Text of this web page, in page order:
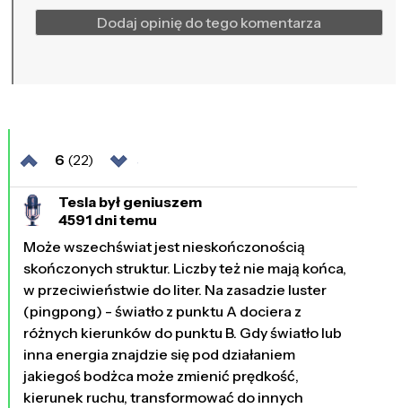
Dodaj opinię do tego komentarza
6 (22)
Tesla był geniuszem
4591 dni temu
Może wszechświat jest nieskończonością
skończonych struktur. Liczby też nie mają końca,
w przeciwieństwie do liter. Na zasadzie luster
(pingpong) - światło z punktu A dociera z
różnych kierunków do punktu B. Gdy światło lub
inna energia znajdzie się pod działaniem
jakiegoś bodżca może zmienić prędkość,
kierunek ruchu, transformować do innych